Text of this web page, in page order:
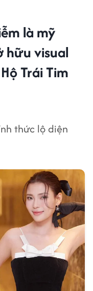
là mỹ
hữu visual
Trái Tim
thức lộ diện